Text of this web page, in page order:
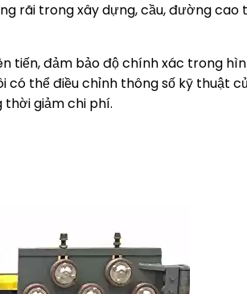
rãi trong xây dựng, cầu, đường cao
tiến, đảm bảo độ chính xác trong
có thể điều chỉnh thông số kỹ thuật
thời giảm chi phí.